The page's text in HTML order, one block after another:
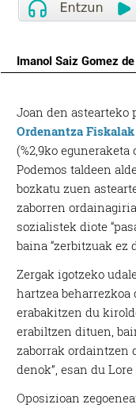
Imanol Saiz Gomez
Joan den astearteko
Ordenantza
(%2,9ko
Podemos taldeen
bozkatu zuen
zaborren
sozialistek diote
baina “zerbitzuak ez
Zergak igotzeko
hartzea beharrezkoa
erabakitzen du
erabiltzen dituen,
zaborrak ordaintzen
denok”, esan du
Oposizioan